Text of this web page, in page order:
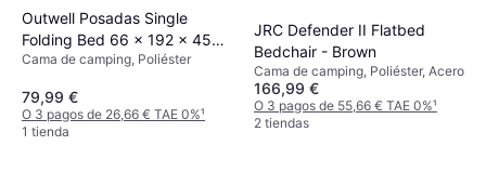
Outwell Posadas Single
Folding Bed 66 x 192 x 45
cm
Cama de camping, Poliéster
79,99 €
O 3 pagos de 26,66 € TAE 0%¹
1 tienda
JRC Defender II Flatbed
Bedchair - Brown
Cama de camping, Poliéster, Acero
166,99 €
O 3 pagos de 55,66 € TAE 0%¹
2 tiendas